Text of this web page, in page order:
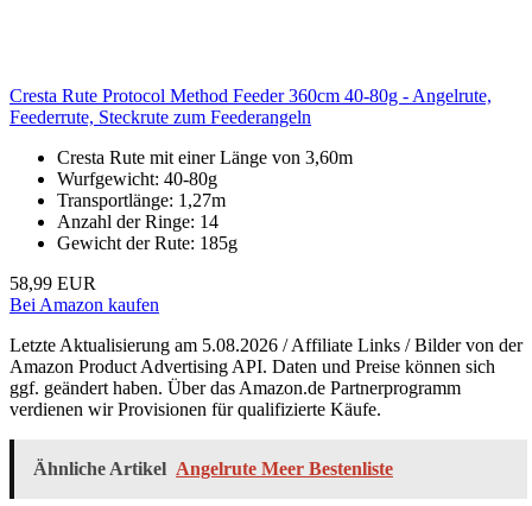
Cresta Rute Protocol Method Feeder 360cm 40-80g - Angelrute,
Feederrute, Steckrute zum Feederangeln
Cresta Rute mit einer Länge von 3,60m
Wurfgewicht: 40-80g
Transportlänge: 1,27m
Anzahl der Ringe: 14
Gewicht der Rute: 185g
58,99 EUR
Bei Amazon kaufen
Letzte Aktualisierung am 5.08.2026 / Affiliate Links / Bilder von der
Amazon Product Advertising API. Daten und Preise können sich
ggf. geändert haben. Über das Amazon.de Partnerprogramm
verdienen wir Provisionen für qualifizierte Käufe.
Ähnliche Artikel Angelrute Meer Bestenliste